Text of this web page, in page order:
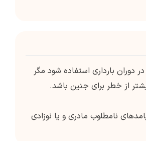
در دوران بارداری استفاده شود مگر
از خطر برای جنین باشد.
نامطلوب مادری و یا نوزادی